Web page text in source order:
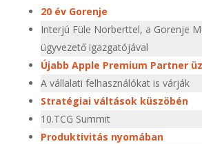
20 év Gorenje
Interjú Füle Norberttel, a Gorenje
ügyvezető igazgatójával
Újabb Apple Premium Partner
A vállalati felhasználókat is várják
Stratégiai váltások küszöbén
10.TCG Summit
Produktivitás nyomában